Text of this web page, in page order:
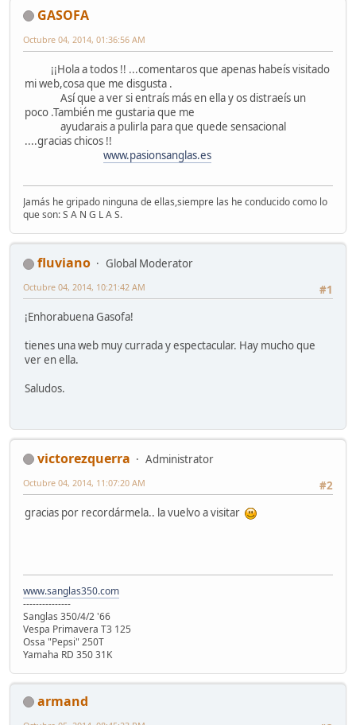
GASOFA
Octubre 04, 2014, 01:36:56 AM
¡¡Hola a todos !! ...comentaros que apenas habeís visitado
mi web,cosa que me disgusta .
Así que a ver si entraís más en ella y os distraeís un
poco .También me gustaria que me
ayudarais a pulirla para que quede sensacional
....gracias chicos !!
www.pasionsanglas.es
Jamás he gripado ninguna de ellas,siempre las he conducido como lo
que son: S A N G L A S.
fluviano
Global Moderator
#1
Octubre 04, 2014, 10:21:42 AM
¡Enhorabuena Gasofa!
tienes una web muy currada y espectacular. Hay mucho que
ver en ella.
Saludos.
victorezquerra
Administrator
#2
Octubre 04, 2014, 11:07:20 AM
gracias por recordármela.. la vuelvo a visitar
www.sanglas350.com
---------------
Sanglas 350/4/2 '66
Vespa Primavera T3 125
Ossa "Pepsi" 250T
Yamaha RD 350 31K
armand